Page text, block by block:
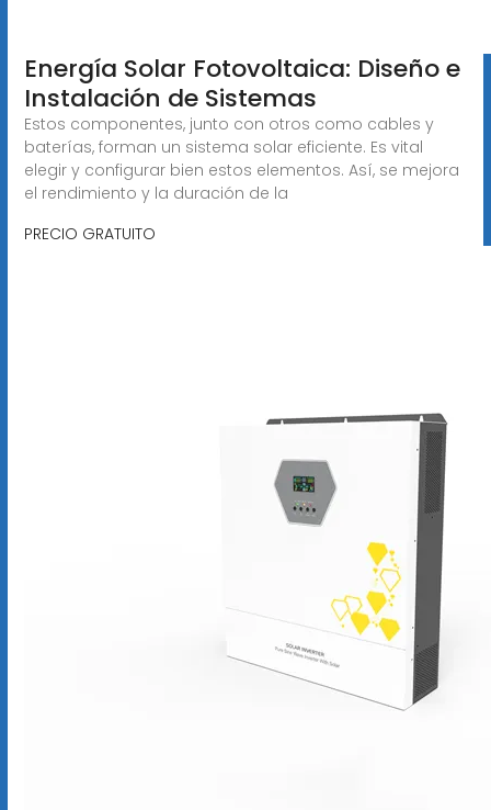
Energía Solar Fotovoltaica: Diseño e
Instalación de Sistemas
Estos componentes, junto con otros como cables y
baterías, forman un sistema solar eficiente. Es vital
elegir y configurar bien estos elementos. Así, se mejora
el rendimiento y la duración de la
PRECIO GRATUITO